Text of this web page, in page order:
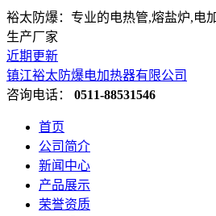
裕太防爆：专业的电热管,熔盐炉,电
生产厂家
近期更新
镇江裕太防爆电加热器有限公司
咨询电话： 0511-88531546
首页
公司简介
新闻中心
产品展示
荣誉资质